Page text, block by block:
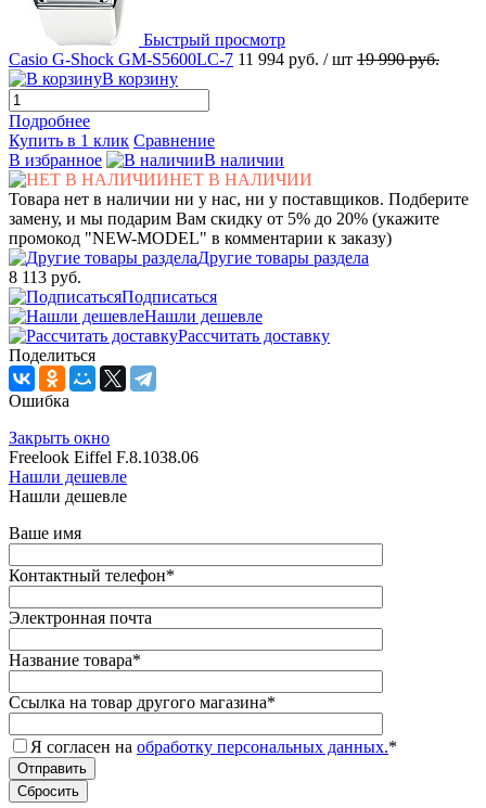
Быстрый просмотр
Casio G-Shock GM-S5600LC-7 11 994 руб. / шт 19 990 руб.
В корзину
Подробнее
Купить в 1 клик Сравнение
В избранное
В наличии
НЕТ В НАЛИЧИИ
Товара нет в наличии ни у нас, ни у поставщиков. Подберите
замену, и мы подарим Вам скидку от 5% до 20% (укажите
промокод "NEW-MODEL" в комментарии к заказу)
Другие товары раздела
8 113 руб.
Подписаться
Нашли дешевле
Рассчитать доставку
Поделиться
Ошибка
Закрыть окно
Freelook Eiffel F.8.1038.06
Нашли дешевле
Нашли дешевле
Ваше имя
Контактный телефон*
Электронная почта
Название товара*
Ссылка на товар другого магазина*
Я согласен на обработку персональных данных.*